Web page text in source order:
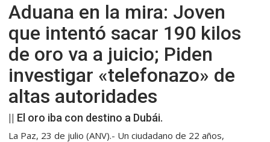
Aduana en la mira: Joven
que intentó sacar 190 kilos
de oro va a juicio; Piden
investigar «telefonazo» de
altas autoridades
|| El oro iba con destino a Dubái.
La Paz, 23 de julio (ANV).- Un ciudadano de 22 años,